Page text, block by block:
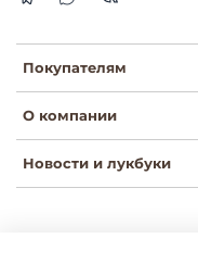
Покупателям
О компании
Новости и лукбуки